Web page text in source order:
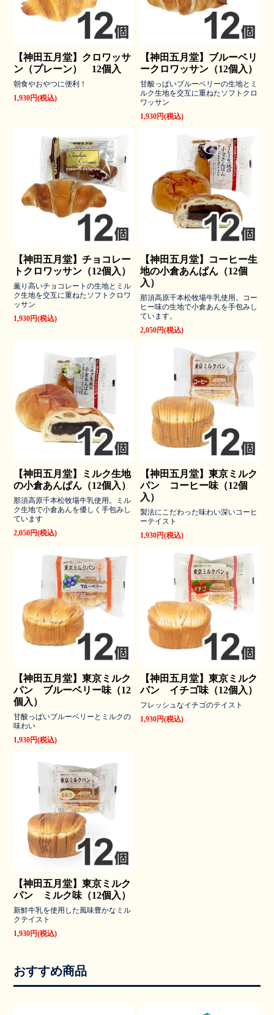
【神田五月堂】クロワッサ
ン（プレーン） 12個入
朝食やおやつに便利！
1,930円(税込)
【神田五月堂】ブルーベリ
ークロワッサン（12個入）
甘酸っぱいブルーベリーの生地とミ
ルク生地を交互に重ねたソフトクロ
ワッサン
1,930円(税込)
【神田五月堂】チョコレー
トクロワッサン（12個入）
薫り高いチョコレートの生地とミル
ク生地を交互に重ねたソフトクロワ
ッサン
1,930円(税込)
【神田五月堂】コーヒー生
地の小倉あんぱん（12個
入）
那須高原千本松牧場牛乳使用。コー
ヒー味の生地で小倉あんを手包みし
ています。
2,050円(税込)
【神田五月堂】ミルク生地
の小倉あんぱん（12個入）
那須高原千本松牧場牛乳使用。ミル
ク生地で小倉あんを優しく手包みし
ています
2,050円(税込)
【神田五月堂】東京ミルク
パン コーヒー味（12個
入）
製法にこだわった味わい深いコーヒ
ーテイスト
1,930円(税込)
【神田五月堂】東京ミルク
パン ブルーベリー味（12
個入）
甘酸っぱいブルーベリーとミルクの
味わい
1,930円(税込)
【神田五月堂】東京ミルク
パン イチゴ味（12個入）
フレッシュなイチゴのテイスト
1,930円(税込)
【神田五月堂】東京ミルク
パン ミルク味（12個入）
新鮮牛乳を使用した風味豊かなミル
クテイスト
1,930円(税込)
おすすめ商品